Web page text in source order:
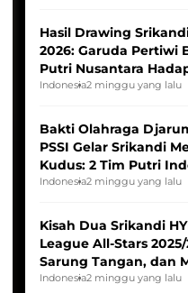
Hasil Drawing
2026: Garuda Pertiwi
Putri Nusantara
Indonesia2 minggu yang lalu
Bakti Olahraga
PSSI Gelar Srikandi
Kudus: 2 Tim Putri
Tim Asia
Indonesia2 minggu yang lalu
Kisah Dua Srikandi
League All-Stars
Sarung Tangan, dan
Pernah Padam
Indonesia2 minggu yang lalu